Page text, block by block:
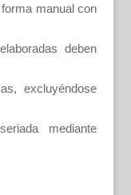
manual con
deben
excluyéndose
mediante